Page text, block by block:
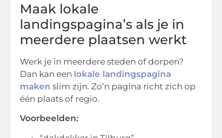
Maak lokale
landingspagina’s als je in
meerdere plaatsen werkt
Werk je in meerdere steden of dorpen?
Dan kan een lokale landingspagina
maken slim zijn. Zo’n pagina richt zich op
één plaats of regio.
Voorbeelden: